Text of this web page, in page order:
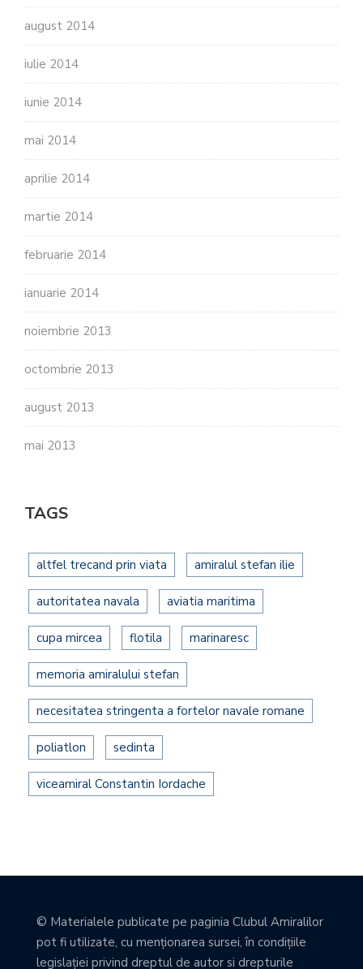
august 2014
iulie 2014
iunie 2014
mai 2014
aprilie 2014
martie 2014
februarie 2014
ianuarie 2014
noiembrie 2013
octombrie 2013
august 2013
mai 2013
TAGS
altfel trecand prin viata amiralul stefan ilie
autoritatea navala aviatia maritima
cupa mircea flotila marinaresc
memoria amiralului stefan
necesitatea stringenta a fortelor navale romane
poliatlon sedinta
viceamiral Constantin Iordache
© Materialele publicate pe paginia Clubul Amiralilor
pot fi utilizate, cu menţionarea sursei, în condiţiile
legislaţiei privind dreptul de autor si drepturile